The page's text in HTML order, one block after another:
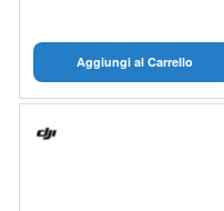
Aggiungi al Carrello